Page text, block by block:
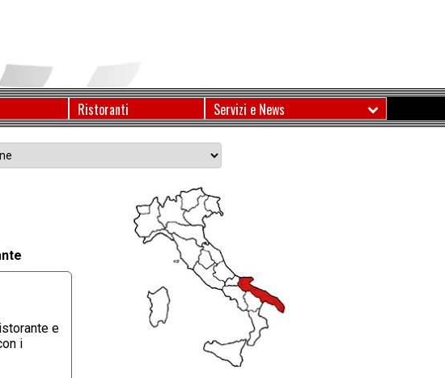
Ristoranti Servizi e News
e
i